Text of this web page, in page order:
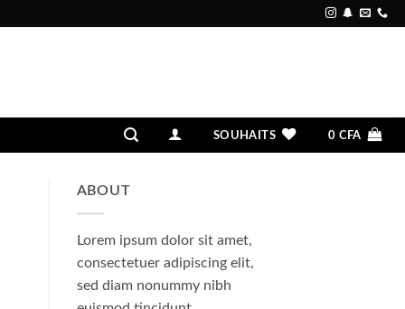
SOUHAITS 0 CFA
ABOUT
Lorem ipsum dolor sit amet,
consectetuer adipiscing elit,
sed diam nonummy nibh